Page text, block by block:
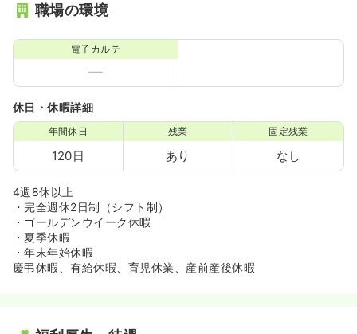
職場の環境
電子カルテ
休日・休暇詳細
年間休日
120日
残業
あり
固定残業
なし
4週8休以上
・完全週休2日制（シフト制）
・ゴールデンウイーク休暇
・夏季休暇
・年末年始休暇
慶弔休暇、有給休暇、育児休業、産前産後休暇